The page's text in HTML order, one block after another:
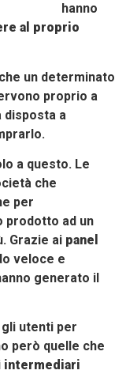
hanno
al proprio
un determinato
proprio a
disposta a
a questo. Le
che
per
prodotto ad un
Grazie ai panel
veloce e
generato il
utenti per
però quelle che
intermediari